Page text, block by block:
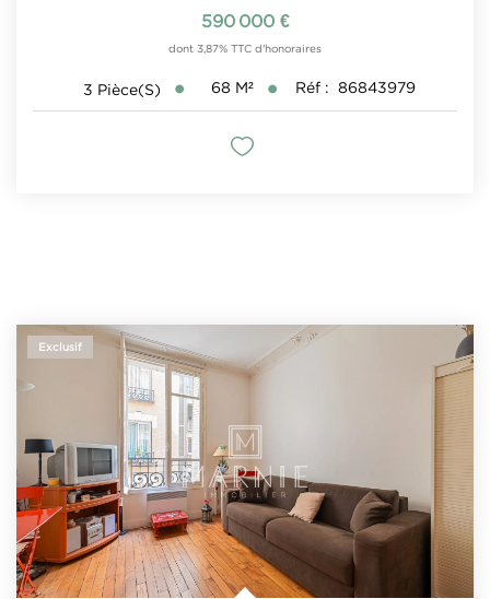
590 000 €
dont 3,87% TTC d'honoraires
3 Pièce(s) 68 M² Réf : 86843979
Exclusif